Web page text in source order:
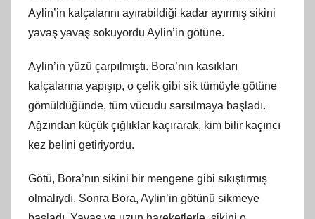
Aylin’in kalçalarını ayırabildiği kadar ayırmış sikini
yavaş yavaş sokuyordu Aylin’in götüne.
Aylin’in yüzü çarpılmıştı. Bora’nın kasıkları
kalçalarına yapışıp, o çelik gibi sik tümüyle götüne
gömüldüğünde, tüm vücudu sarsılmaya başladı.
Ağzından küçük çığlıklar kaçırarak, kim bilir kaçıncı
kez belini getiriyordu.
Götü, Bora’nın sikini bir mengene gibi sıkıştırmış
olmalıydı. Sonra Bora, Aylin’in götünü sikmeye